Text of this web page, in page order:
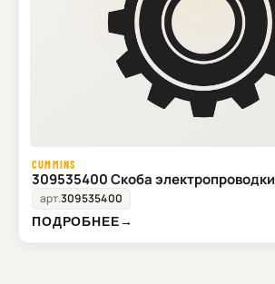
CUMMINS
309535400 Скоба электропроводки
арт.309535400
ПОДРОБНЕЕ→